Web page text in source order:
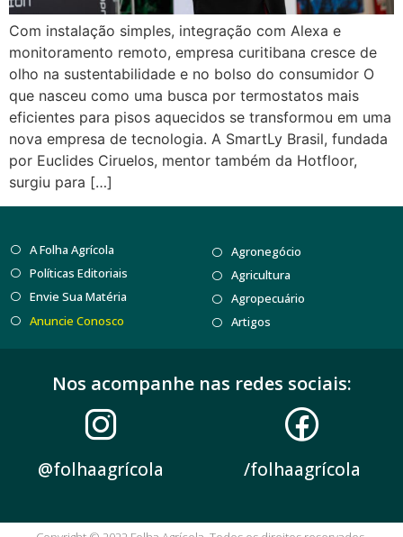
Com instalação simples, integração com Alexa e
monitoramento remoto, empresa curitibana cresce de
olho na sustentabilidade e no bolso do consumidor O
que nasceu como uma busca por termostatos mais
eficientes para pisos aquecidos se transformou em uma
nova empresa de tecnologia. A SmartLy Brasil, fundada
por Euclides Ciruelos, mentor também da Hotfloor,
surgiu para […]
A Folha Agrícola
Políticas Editoriais
Envie Sua Matéria
Anuncie Conosco
Agronegócio
Agricultura
Agropecuário
Artigos
Nos acompanhe nas redes sociais:
@folhaagrícola /folhaagrícola